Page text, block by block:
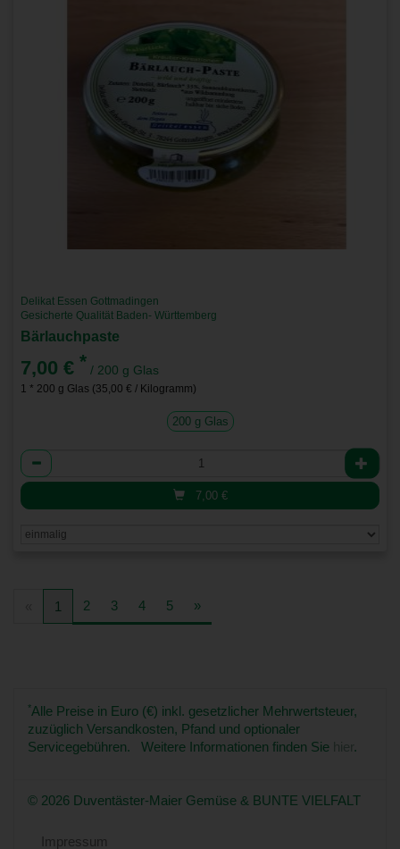
Delikat Essen Gottmadingen
Gesicherte Qualität Baden- Württemberg
Bärlauchpaste
7,00 € * / 200 g Glas
1 * 200 g Glas (35,00 € / Kilogramm)
200 g Glas
Anzahl
7,00 €
1 2 3 4 5 »
*Alle Preise in Euro (€) inkl. gesetzlicher Mehrwertsteuer,
zuzüglich Versandkosten, Pfand und optionaler
Servicegebühren. Weitere Informationen finden Sie hier.
© 2026 Duventäster-Maier Gemüse & BUNTE VIELFALT
Impressum